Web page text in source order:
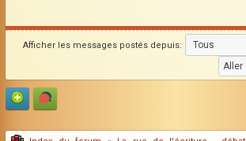
Afficher les messages postés depuis: